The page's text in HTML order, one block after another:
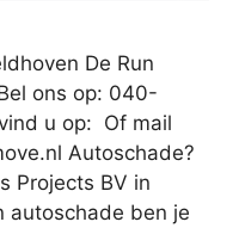
De Run
ons op: 040-
u op: Of mail
Autoschade?
Projects BV in
autoschade ben je